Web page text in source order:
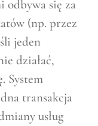
odbywa się za
(np. przez
jeden
działać,
System
transakcja
usług